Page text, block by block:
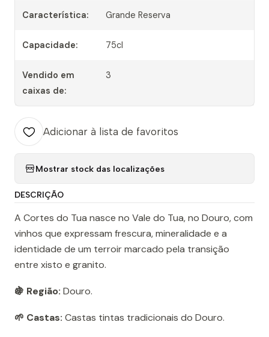
Característica: Grande Reserva
Capacidade: 75cl
Vendido em
caixas de:
3
Adicionar à lista de favoritos
Mostrar stock das localizações
DESCRIÇÃO
A Cortes do Tua nasce no Vale do Tua, no Douro, com
vinhos que expressam frescura, mineralidade e a
identidade de um terroir marcado pela transição
entre xisto e granito.
🍇 Região: Douro.
🌱 Castas: Castas tintas tradicionais do Douro.